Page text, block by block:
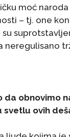
moć naroda
– tj. one
neregulisano
da obnovimo
ovih